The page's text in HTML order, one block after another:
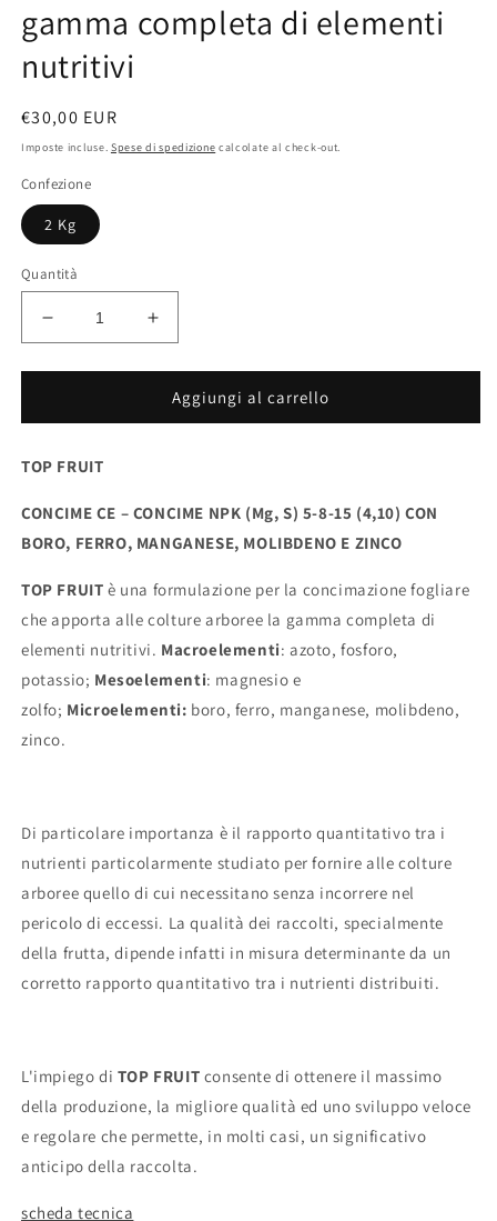
gamma completa di elementi
nutritivi
Prezzo
di
€30,00 EUR
Imposte incluse. Spese di spedizione calcolate al check-out.
Confezione
2 Kg
Quantità
Diminuisci
quantità
per
kg
FRUIT
concime
in
formulazione
la
concimazione
fogliare
che
apporta
alle
gamma
completa
di
nutritivi
Aumenta
quantità
per
kg
concime
in
formulazione
la
concimazione
fogliare
che
apporta
gamma
completa
di
nutritivi
Aggiungi al carrello
TOP FRUIT
CONCIME CE – CONCIME NPK (Mg, S) 5-8-15 (4,10) CON
BORO, FERRO, MANGANESE, MOLIBDENO E ZINCO
TOP FRUIT è una formulazione per la concimazione fogliare
che apporta alle colture arboree la gamma completa di
elementi nutritivi. Macroelementi: azoto, fosforo,
potassio; Mesoelementi: magnesio e
zolfo; Microelementi: boro, ferro, manganese, molibdeno,
zinco.
Di particolare importanza è il rapporto quantitativo tra i
nutrienti particolarmente studiato per fornire alle colture
arboree quello di cui necessitano senza incorrere nel
pericolo di eccessi. La qualità dei raccolti, specialmente
della frutta, dipende infatti in misura determinante da un
corretto rapporto quantitativo tra i nutrienti distribuiti.
L'impiego di TOP FRUIT consente di ottenere il massimo
della produzione, la migliore qualità ed uno sviluppo veloce
e regolare che permette, in molti casi, un significativo
anticipo della raccolta.
scheda tecnica